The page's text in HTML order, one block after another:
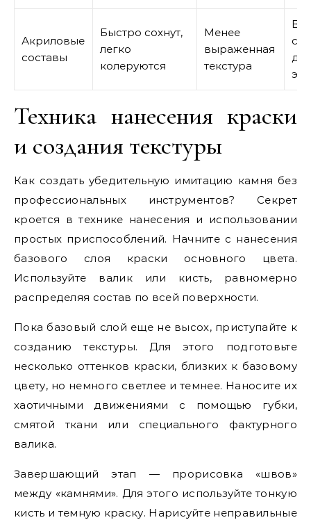
Акриловые
составы
Быстро сохнут,
легко
колеруются
Менее
выраженная
текстура
Техника нанесения краски
и создания текстуры
Как создать убедительную имитацию камня без
профессиональных инструментов? Секрет
кроется в технике нанесения и использовании
простых приспособлений. Начните с нанесения
базового слоя краски основного цвета.
Используйте валик или кисть, равномерно
распределяя состав по всей поверхности.
Пока базовый слой еще не высох, приступайте к
созданию текстуры. Для этого подготовьте
несколько оттенков краски, близких к базовому
цвету, но немного светлее и темнее. Наносите их
хаотичными движениями с помощью губки,
смятой ткани или специального фактурного
валика.
Завершающий этап — прорисовка «швов»
между «камнями». Для этого используйте тонкую
кисть и темную краску. Нарисуйте неправильные